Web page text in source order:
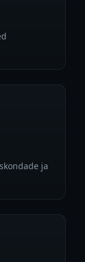
ja